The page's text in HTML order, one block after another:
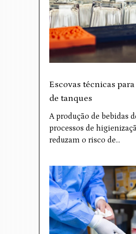
Escovas técnicas
de tanques
A produção de bebidas
processos de
reduzam o risco de…